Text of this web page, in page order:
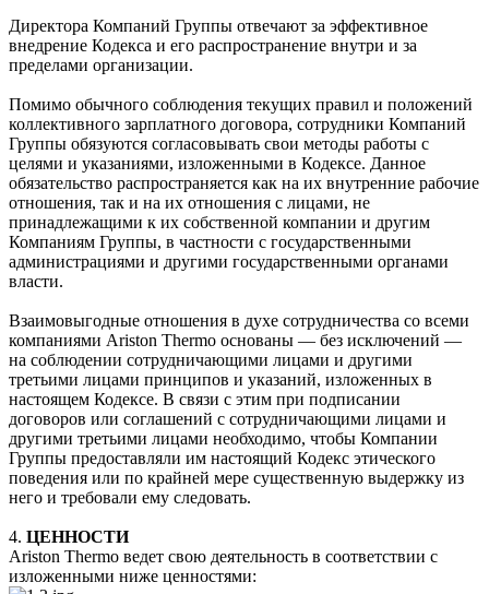
Директора Компаний Группы отвечают за эффективное
внедрение Кодекса и его распространение внутри и за
пределами организации.
Помимо обычного соблюдения текущих правил и положений
коллективного зарплатного договора, сотрудники Компаний
Группы обязуются согласовывать свои методы работы с
целями и указаниями, изложенными в Кодексе. Данное
обязательство распространяется как на их внутренние рабочие
отношения, так и на их отношения с лицами, не
принадлежащими к их собственной компании и другим
Компаниям Группы, в частности с государственными
администрациями и другими государственными органами
власти.
Взаимовыгодные отношения в духе сотрудничества со всеми
компаниями Ariston Thermo основаны — без исключений —
на соблюдении сотрудничающими лицами и другими
третьими лицами принципов и указаний, изложенных в
настоящем Кодексе. В связи с этим при подписании
договоров или соглашений с сотрудничающими лицами и
другими третьими лицами необходимо, чтобы Компании
Группы предоставляли им настоящий Кодекс этического
поведения или по крайней мере существенную выдержку из
него и требовали ему следовать.
4. ЦЕННОСТИ
Ariston Thermo ведет свою деятельность в соответствии с
изложенными ниже ценностями: